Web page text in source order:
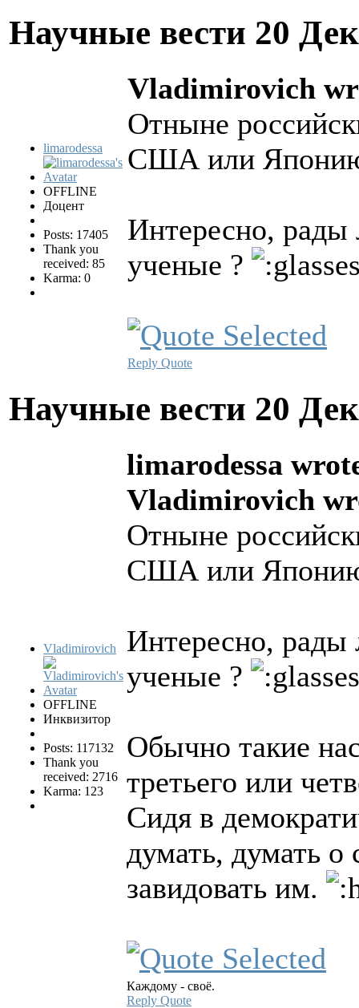
Научные вести 20
limarodessa
OFFLINE
Доцент
Posts: 17405
Thank you
received: 85
Karma: 0
Vladimirovich
Отныне
США или
Интересно, рады
ученые ?
Reply Quote
Научные вести 20
Vladimirovich
OFFLINE
Инквизитор
Posts: 117132
Thank you
received: 2716
Karma: 123
limarodessa
Vladimirovich
Отныне
США или
Интересно, рады
ученые ?
Обычно такие
третьего или
Сидя в
думать, думать о
завидовать им.
Каждому - своё.
Reply Quote